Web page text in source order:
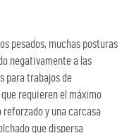
pesados, muchas posturas
negativamente a las
para trabajos de
requieren el máximo
y una carcasa
que dispersa